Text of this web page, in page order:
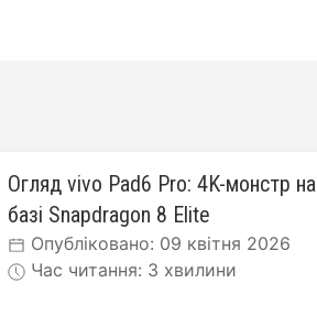
Огляд vivo Pad6 Pro: 4K-монстр на
базі Snapdragon 8 Elite
Опубліковано: 09 квітня 2026
Час читання: 3 хвилини